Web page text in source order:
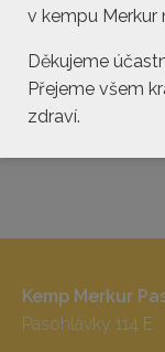
Kemp Merkur
Pasohlávky 114 E
v kempu Merkur
Děkujeme
Přejeme všem
zdraví.